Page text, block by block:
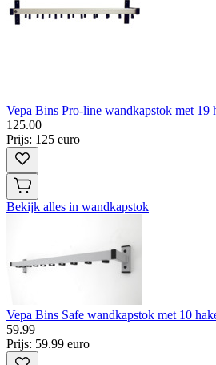
Vepa Bins Pro-line wandkapstok met 19
125.00
Prijs: 125 euro
Bekijk alles in wandkapstok
Vepa Bins Safe wandkapstok met 10
59.99
Prijs: 59.99 euro